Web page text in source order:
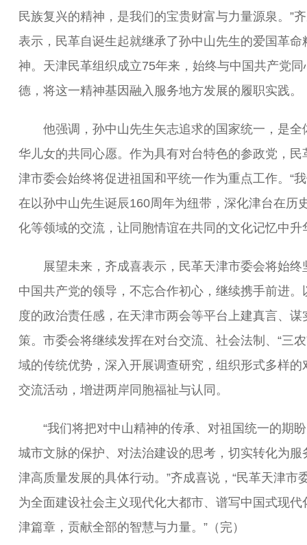
民族复兴的精神，是我们的宝贵财富与力量源泉。”
表示，民革自诞生起就继承了孙中山先生的爱国革命
神。天津民革组织成立75年来，始终与中国共产党同
德，将这一精神基因融入服务地方发展的履职实践。
他强调，孙中山先生矢志追求的国家统一，是全
华儿女的共同心愿。作为具有对台特色的参政党，民
津市委会始终将促进祖国和平统一作为重点工作。“
在以孙中山先生诞辰160周年为纽带，深化津台在历
化等领域的交流，让同胞情谊在共同的文化记忆中升
展望未来，齐成喜表示，民革天津市委会将始终
中国共产党的领导，不忘合作初心，继续携手前进。
度的政治责任感，在天津市两会等平台上建真言、谋
策。市委会将继续发挥在对台交流、社会法制、“三
域的传统优势，深入开展调查研究，组织形式多样的
交流活动，增进两岸同胞福祉与认同。
“我们将把对中山精神的传承、对祖国统一的期
城市文脉的保护、对法治建设的思考，切实转化为服
津高质量发展的具体行动。”齐成喜说，“民革天津市
为全面建设社会主义现代化大都市、谱写中国式现代
津篇章，贡献全部的智慧与力量。”（完）